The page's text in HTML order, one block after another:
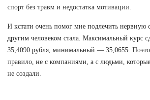
спорт без травм и недостатка мотивации.
И кстати очень помог мне подлечить нервную
другим человеком стала. Максимальный курс
35,4090 рубля, минимальный — 35,0655.
правило, не с компаниями, а с людьми,
не создали.